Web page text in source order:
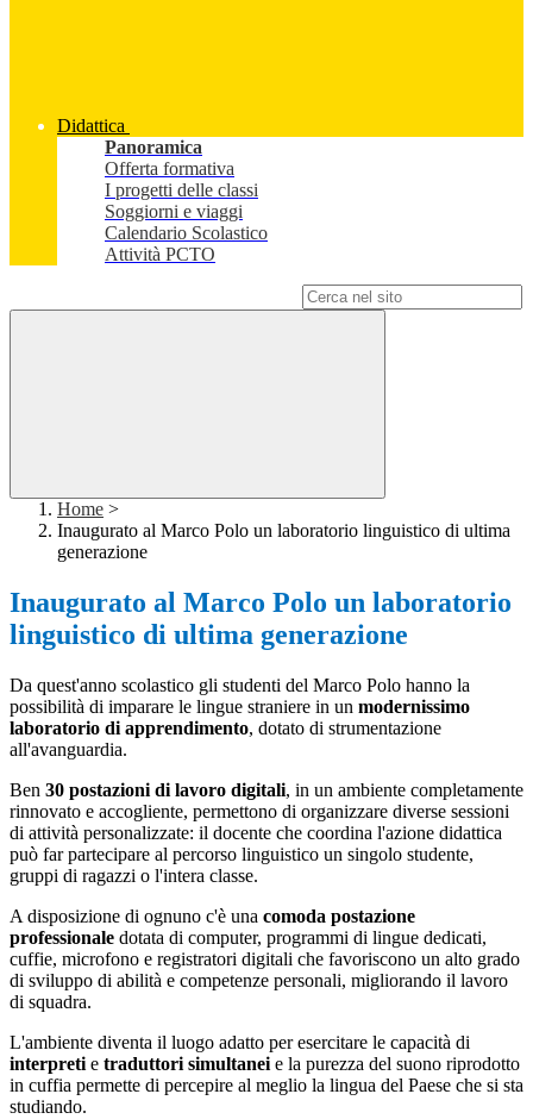
Didattica
Panoramica
Offerta formativa
I progetti delle classi
Soggiorni e viaggi
Calendario Scolastico
Attività PCTO
Home >
Inaugurato al Marco Polo un laboratorio linguistico di ultima
generazione
Inaugurato al Marco Polo un laboratorio
linguistico di ultima generazione
Da quest'anno scolastico gli studenti del Marco Polo hanno la
possibilità di imparare le lingue straniere in un modernissimo
laboratorio di apprendimento, dotato di strumentazione
all'avanguardia.
Ben 30 postazioni di lavoro digitali, in un ambiente completamente
rinnovato e accogliente, permettono di organizzare diverse sessioni
di attività personalizzate: il docente che coordina l'azione didattica
può far partecipare al percorso linguistico un singolo studente,
gruppi di ragazzi o l'intera classe.
A disposizione di ognuno c'è una comoda postazione
professionale dotata di computer, programmi di lingue dedicati,
cuffie, microfono e registratori digitali che favoriscono un alto grado
di sviluppo di abilità e competenze personali, migliorando il lavoro
di squadra.
L'ambiente diventa il luogo adatto per esercitare le capacità di
interpreti e traduttori simultanei e la purezza del suono riprodotto
in cuffia permette di percepire al meglio la lingua del Paese che si sta
studiando.